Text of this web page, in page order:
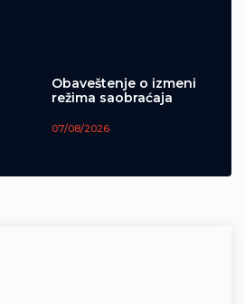
Obaveštenje o izmeni
režima saobraćaja
07/08/2026